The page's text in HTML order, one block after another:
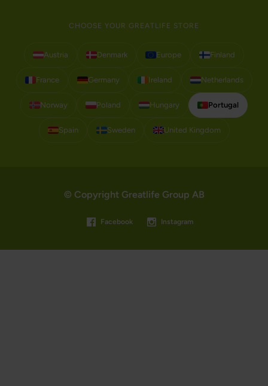
CHOOSE YOUR GREATLIFE STORE
Austria Denmark Europe Finland
France Germany Ireland Netherlands
Norway Poland Hungary Portugal
Spain Sweden United Kingdom
© Copyright Greatlife Group AB
Facebook Instagram